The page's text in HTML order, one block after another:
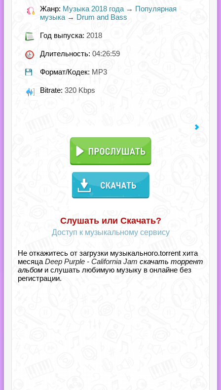
Жанр: Музыка 2018 года → Популярная
музыка → Drum and Bass
Год выпуска: 2018
Длительность: 04:26:59
Формат/Кодек: MP3
Bitrate: 320 Kbps
Слушать или Скачать?
Доступ к музыкальному сервису
Не откажитесь от загрузки музыкального.torrent хита
месяца Deep Purple - California Jam скачать торрент
альбом и слушать любимую музыку в онлайне без
регистрации.